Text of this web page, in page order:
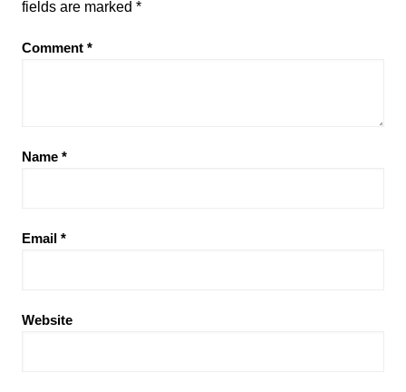
fields are marked *
Comment *
Name *
Email *
Website